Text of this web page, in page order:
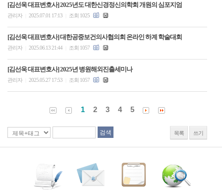
[김선욱 대표변호사] 2025년도 대한신경정신의학회 개원의 심포지엄
관리자 2025.07.01 17:13 조회 1025
[김선욱 대표변호사] 대한공중보건의사협의회 온라인 하계 학술대회
관리자 2025.06.13 21:44 조회 1057
[김선욱 대표변호사] 2025년 병원해외진출세미나
관리자 2025.05.27 17:53 조회 1057
1 2 3 4 5
목록 쓰기